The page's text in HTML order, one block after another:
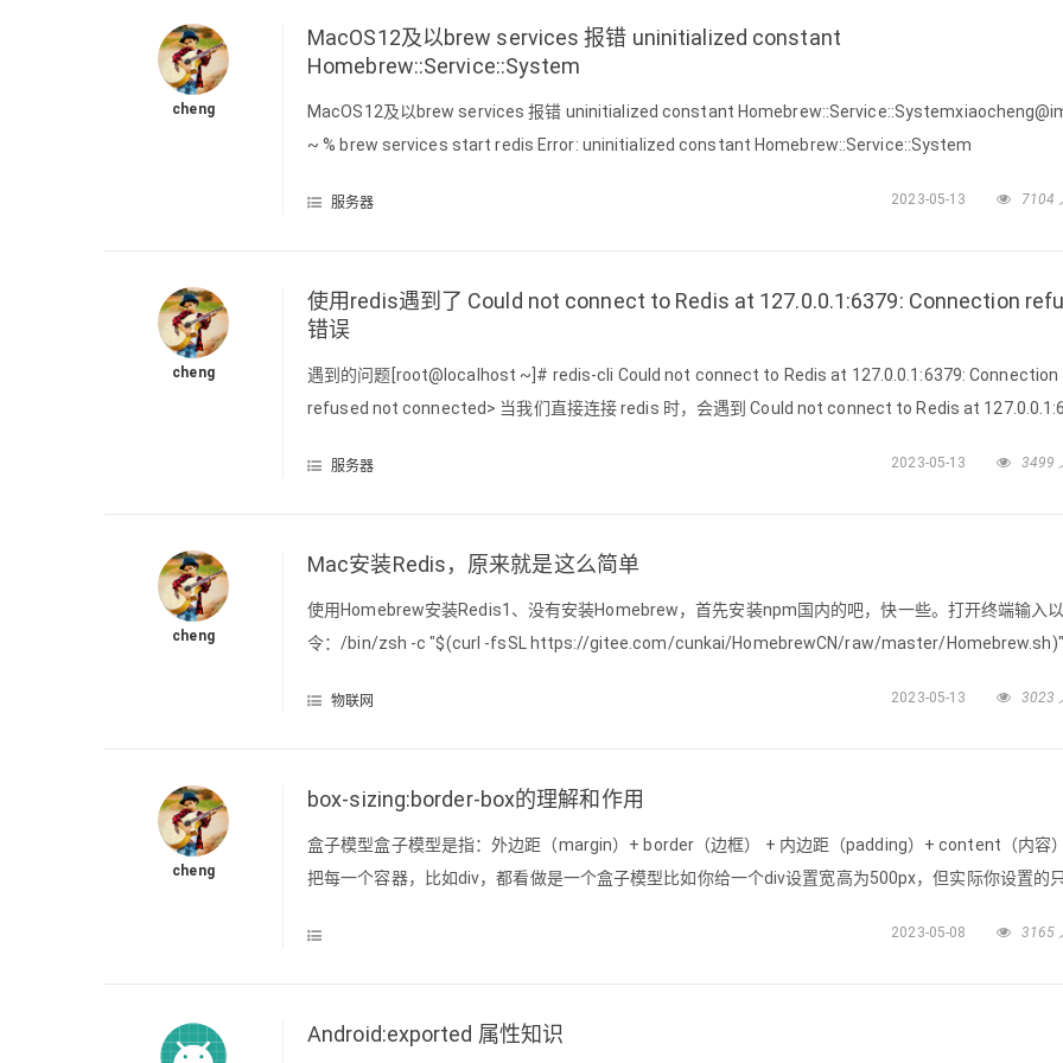
cheng
MacOS12及以brew services 报错 uninitialized constant
Homebrew::Service::System
MacOS12及以brew services 报错 uninitialized constant
~ % brew services start redis Error: uninitialized constant Homebrew::Service::System
服务器 2023-05-13 7104
cheng
使用redis遇到了 Could not connect to Redis at 127.0.0.1:6379: Connection
错误
遇到的问题[root@localhost ~]# redis-cli Could not connect to Redis at 127.0.0.1:6379: Connection
refused not connected> 当我们直接连接 redis 时，会遇到 Could not connect to Redis at
服务器 2023-05-13 3499
cheng
Mac安装Redis，原来就是这么简单
使用Homebrew安装Redis1、没有安装Homebrew，首先安装npm国内的吧，快一些。打开终端输入
令：/bin/zsh -c "$(curl -fsSL https://gitee.com/cunkai/HomebrewCN/raw/master/Homebrew.sh)"
物联网 2023-05-13 3023
cheng
box-sizing:border-box的理解和作用
盒子模型盒子模型是指：外边距（margin）+ border（边框） + 内边距（padding）+ content（内容
把每一个容器，比如div，都看做是一个盒子模型比如你给一个div设置宽高为500px，但实际你设置的
500px + p
2023-05-08 3165
Android:exported 属性知识